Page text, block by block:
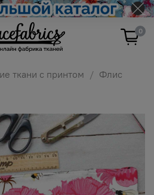
0
ткани с принтом Флис